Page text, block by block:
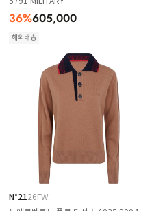
36%605,000
해외배송
N°2126FW